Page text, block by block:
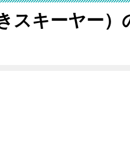
スキーヤー）